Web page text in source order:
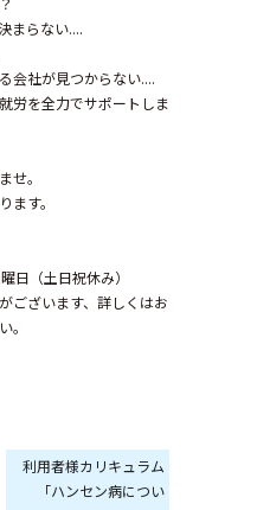
まらない....
会社が見つからない....
労を全力でサポートしま
せ。
ます。
（土日祝休み）
ございます、詳しくはお
。
利用者様カリキュラム
「ハンセン病につい